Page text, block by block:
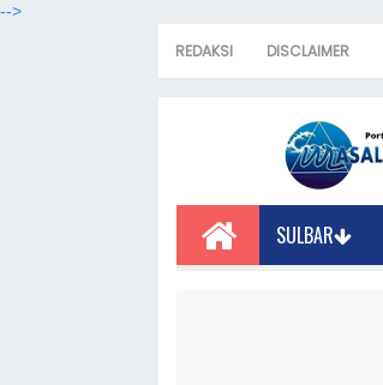
-->
REDAKSI DISCLAIMER
SULBAR